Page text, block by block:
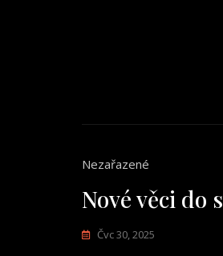
Nezařazené
Nové věci do
Čvc 30, 2025